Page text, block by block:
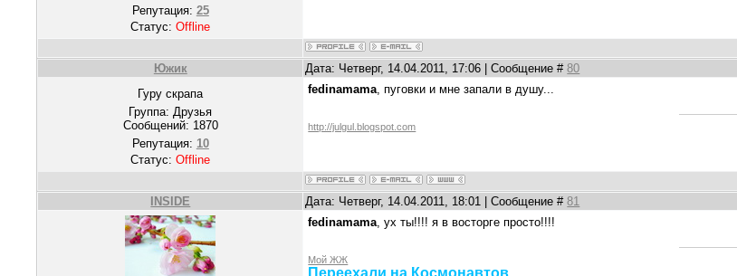
Репутация: 25
Статус:Offline
Южик Дата: Четверг, 14.04.2011, 17:06 | Сообщение #80
Гуру скрапа
Группа: Друзья
Сообщений: 1870
Репутация: 10
Статус:Offline
fedinamama, пуговки и мне запали в душу...
http://julgul.blogspot.com
INSIDE Дата: Четверг, 14.04.2011, 18:01 | Сообщение #81
fedinamama, ух ты!!!! я в восторге просто!!!!
Мой ЖЖ
Переехали на Космонавтов